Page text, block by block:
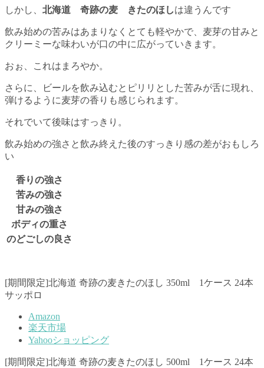
しかし、 北海道 奇跡の麦 きたのほしは違うんです
飲み始めの苦みはあまりなくとても軽やかで、麦芽の甘みと
クリーミーな味わいが口の中に広がっていきます。
おぉ、これはまろやか。
さらに、ビールを飲み込むとピリリとした苦みが舌に現れ、
弾けるように麦芽の香りも感じられます。
それでいて後味はすっきり。
飲み始めの強さと飲み終えた後のすっきり感の差がおもしろ
い
香りの強さ
苦みの強さ
甘みの強さ
ボディの重さ
のどごしの良さ
[期間限定]北海道 奇跡の麦きたのほし 350ml 1ケース 24本
サッポロ
Amazon
楽天市場
Yahooショッピング
[期間限定]北海道 奇跡の麦きたのほし 500ml 1ケース 24本